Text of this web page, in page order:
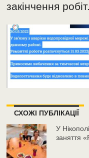
закінчення робіт.
СХОЖІ ПУБЛІКАЦІЇ
У
заняття